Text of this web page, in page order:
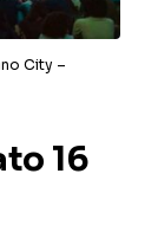
City –
16